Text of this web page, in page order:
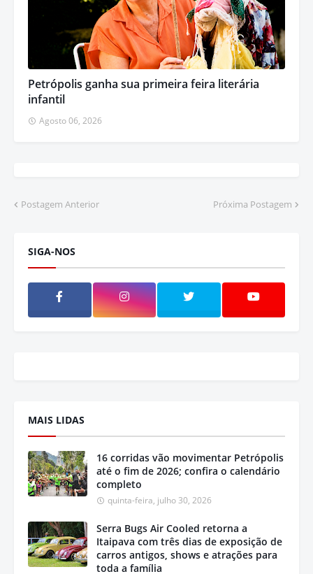
Petrópolis ganha sua primeira feira literária
infantil
Agosto 06, 2026
Postagem Anterior Próxima Postagem
SIGA-NOS
MAIS LIDAS
16 corridas vão movimentar Petrópolis
até o fim de 2026; confira o calendário
completo
quinta-feira, julho 30, 2026
Serra Bugs Air Cooled retorna a
Itaipava com três dias de exposição de
carros antigos, shows e atrações para
toda a família